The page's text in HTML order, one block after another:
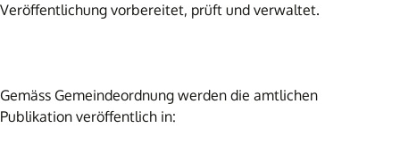
Veröffentlichung vorbereitet, prüft und verwaltet.
Gemäss Gemeindeordnung werden die amtlichen
Publikation veröffentlich in: